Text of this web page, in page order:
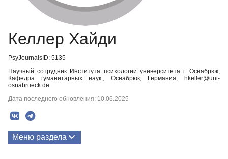
Келлер Хайди
PsyJournalsID: 5135
Научный сотрудник Института психологии университета г. Оснабрюк,
Кафедра гуманитарных наук., Оснабрюк, Германия, hkeller@uni-
osnabrueck.de
Дата последнего обновления: 10.06.2025
Меню раздела